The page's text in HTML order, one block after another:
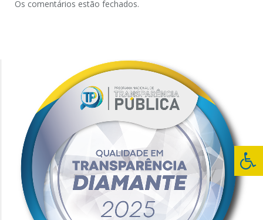
Os comentários estão fechados.